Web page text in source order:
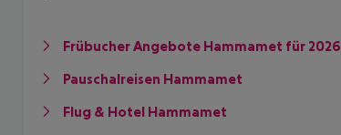
Frübucher Angebote Hammamet für 2026
Pauschalreisen Hammamet
Flug & Hotel Hammamet